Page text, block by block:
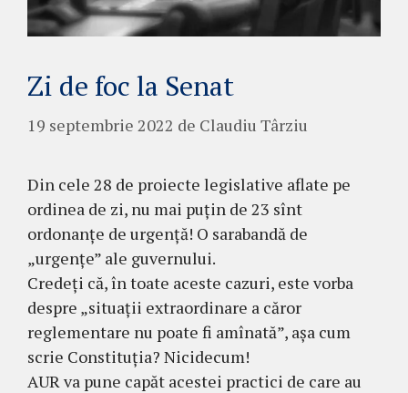
Zi de foc la Senat
19 septembrie 2022 de Claudiu Târziu
Din cele 28 de proiecte legislative aflate pe
ordinea de zi, nu mai puțin de 23 sînt
ordonanțe de urgență! O sarabandă de
„urgențe” ale guvernului.
Credeți că, în toate aceste cazuri, este vorba
despre „situații extraordinare a căror
reglementare nu poate fi amînată”, așa cum
scrie Constituția? Nicidecum!
AUR va pune capăt acestei practici de care au